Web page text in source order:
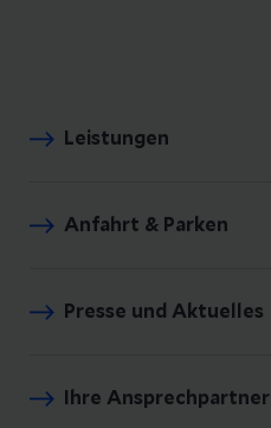
Leistungen
Anfahrt & Parken
Presse und Aktuelles
Ihre Ansprechpartner